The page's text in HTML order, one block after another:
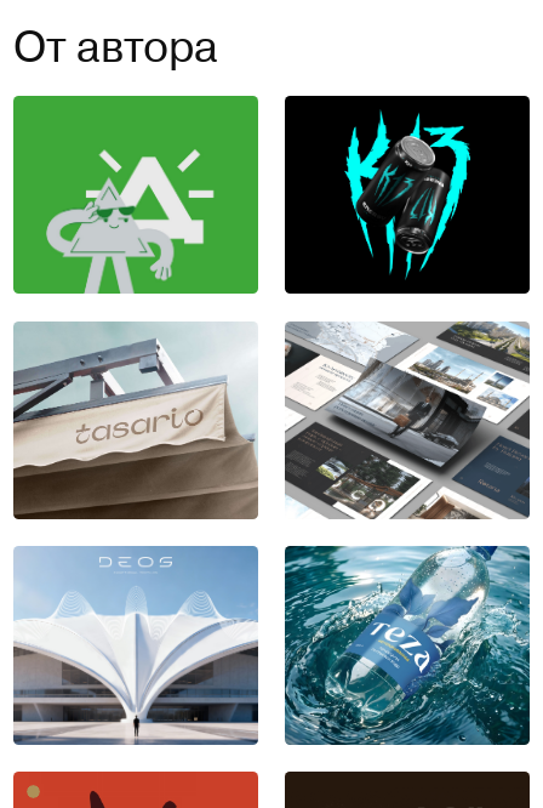
От автора